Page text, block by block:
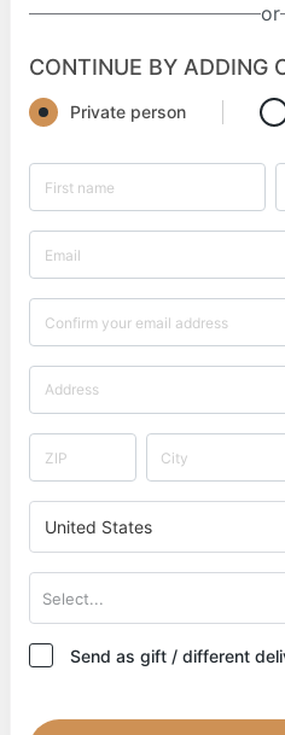
or
CONTINUE BY ADDING
Private person
United States
Select...
Send as gift / different